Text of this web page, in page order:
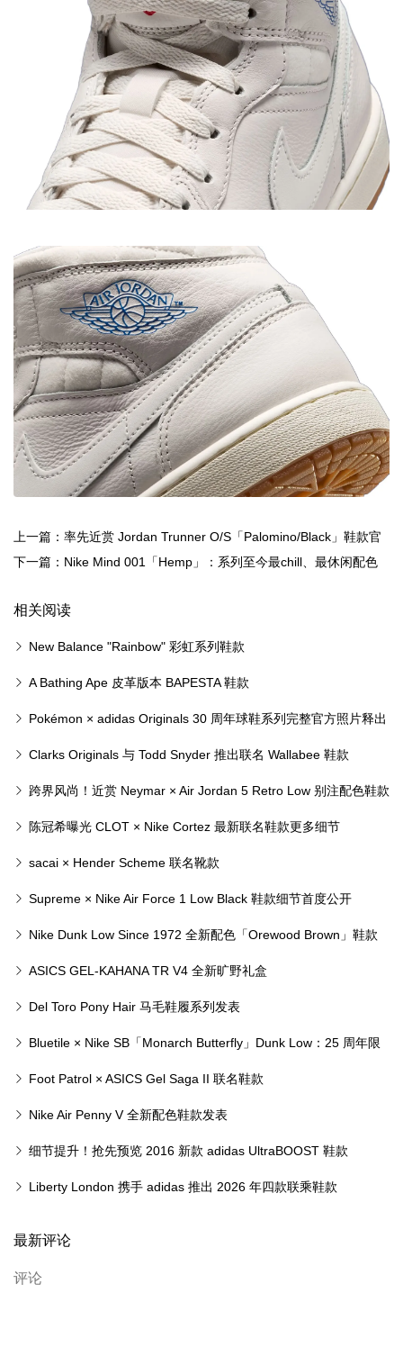
上一篇：率先近赏 Jordan Trunner O/S「Palomino/Black」鞋款官
方实物图集
下一篇：Nike Mind 001「Hemp」：系列至今最chill、最休闲配色
相关阅读
New Balance "Rainbow" 彩虹系列鞋款
A Bathing Ape 皮革版本 BAPESTA 鞋款
Pokémon × adidas Originals 30 周年球鞋系列完整官方照片释出
Clarks Originals 与 Todd Snyder 推出联名 Wallabee 鞋款
跨界风尚！近赏 Neymar × Air Jordan 5 Retro Low 别注配色鞋款
陈冠希曝光 CLOT × Nike Cortez 最新联名鞋款更多细节
sacai × Hender Scheme 联名靴款
Supreme × Nike Air Force 1 Low Black 鞋款细节首度公开
Nike Dunk Low Since 1972 全新配色「Orewood Brown」鞋款
率先登场
ASICS GEL-KAHANA TR V4 全新旷野礼盒
Del Toro Pony Hair 马毛鞋履系列发表
Bluetile × Nike SB「Monarch Butterfly」Dunk Low：25 周年限
量联乘鞋款即将登场
Foot Patrol × ASICS Gel Saga II 联名鞋款
Nike Air Penny V 全新配色鞋款发表
细节提升！抢先预览 2016 新款 adidas UltraBOOST 鞋款
Liberty London 携手 adidas 推出 2026 年四款联乘鞋款
最新评论